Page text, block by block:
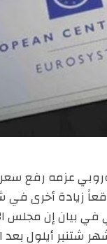
عزمه رفع
في بيان إن مجلس
شتنبر أيلول